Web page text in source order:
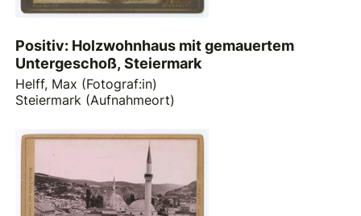
Positiv: Holzwohnhaus mit gemauertem
Untergeschoß, Steiermark
Helff, Max (Fotograf:in)
Steiermark (Aufnahmeort)